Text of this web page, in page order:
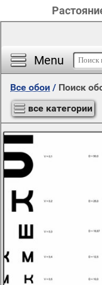
Menu
Все обои / Поиск
все категории